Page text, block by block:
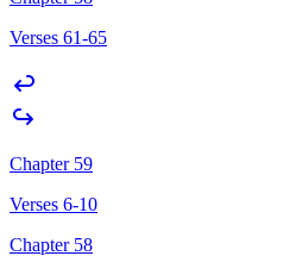
Verses 61-65
Chapter 59
Verses 6-10
Chapter 58